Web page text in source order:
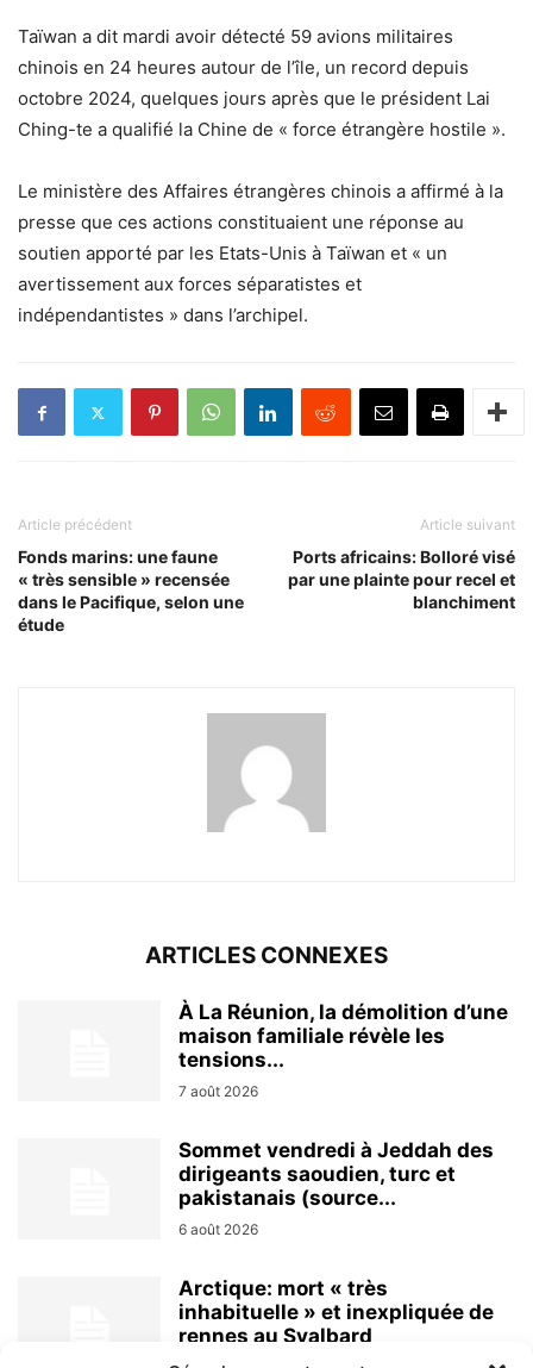
Taïwan a dit mardi avoir détecté 59 avions militaires
chinois en 24 heures autour de l’île, un record depuis
octobre 2024, quelques jours après que le président Lai
Ching-te a qualifié la Chine de « force étrangère hostile ».
Le ministère des Affaires étrangères chinois a affirmé à la
presse que ces actions constituaient une réponse au
soutien apporté par les Etats-Unis à Taïwan et « un
avertissement aux forces séparatistes et
indépendantistes » dans l’archipel.
Article précédent
Fonds marins: une faune
« très sensible » recensée
dans le Pacifique, selon une
étude
Article suivant
Ports africains: Bolloré visé
par une plainte pour recel et
blanchiment
ARTICLES CONNEXES
À La Réunion, la démolition d’une
maison familiale révèle les
tensions...
7 août 2026
Sommet vendredi à Jeddah des
dirigeants saoudien, turc et
pakistanais (source...
6 août 2026
Arctique: mort « très
inhabituelle » et inexpliquée de
rennes au Svalbard